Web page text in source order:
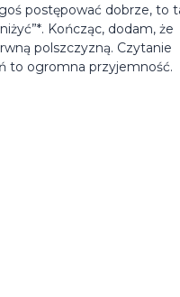
postępować dobrze, to
Kończąc, dodam, że
polszczyzną. Czytanie
to ogromna przyjemność.